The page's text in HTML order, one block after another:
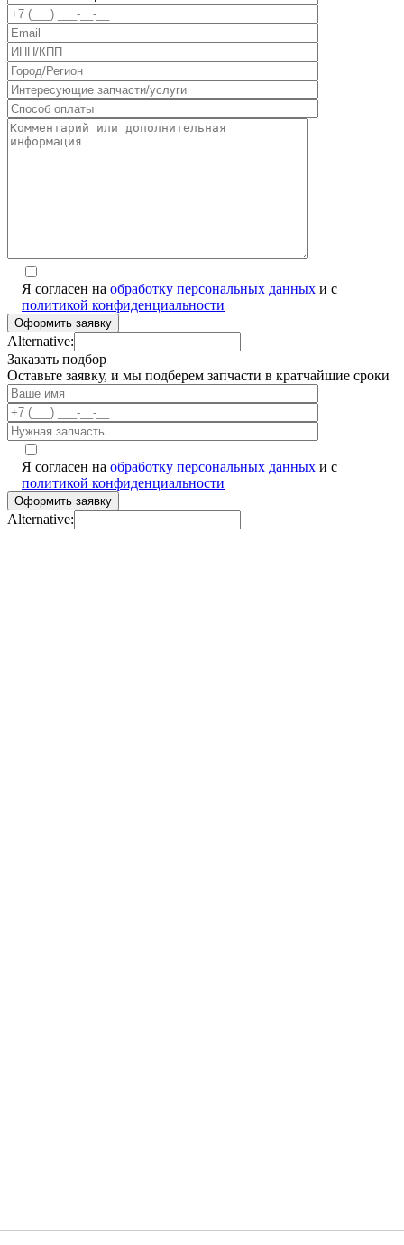
Я согласен на обработку персональных данных и с
политикой конфиденциальности
Alternative:
Заказать подбор
Оставьте заявку, и мы подберем запчасти в кратчайшие сроки
Я согласен на обработку персональных данных и с
политикой конфиденциальности
Alternative: